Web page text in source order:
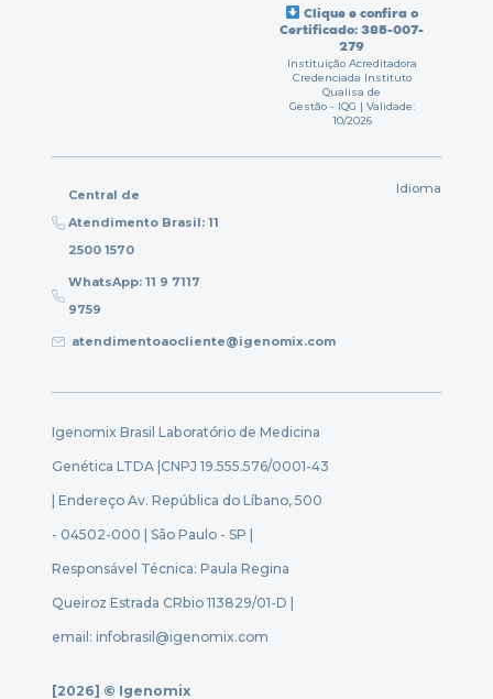
Clique e confira o
Certificado: 385-007-
279
Instituição Acreditadora
Credenciada Instituto
Qualisa de
Gestão - IQG | Validade:
10/2026
Central de
Atendimento Brasil: 11
2500 1570
WhatsApp: 11 9 7117
9759
atendimentoaocliente@igenomix.com
Idioma
Igenomix Brasil Laboratório de Medicina
Genética LTDA | CNPJ 19.555.576/0001-43
| Endereço Av. República do Líbano, 500
- 04502-000 | São Paulo - SP |
Responsável Técnica: Paula Regina
Queiroz Estrada CRbio 113829/01-D |
email: infobrasil@igenomix.com
[2026] © Igenomix